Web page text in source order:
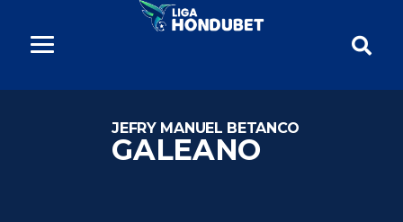
JEFRY MANUEL BETANCO
GALEANO